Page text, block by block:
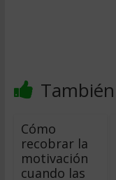
Cómo
recobrar la
motivación
cuando las